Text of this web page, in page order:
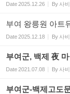
Date2025.12.26 By 사
부여 왕릉원 아트
Date2025.12.18 By 사
부여군, 백제 夜
Date2021.07.08 By 사
부여군-백제고도